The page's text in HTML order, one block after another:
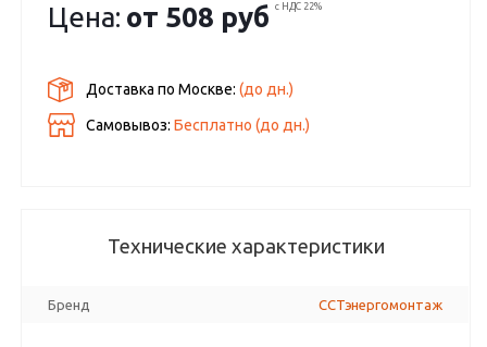
Цена: от 508 руб с НДС 22%
Доставка по Москве:(до дн.)
Самовывоз:Бесплатно (до дн.)
Технические характеристики
Бренд ССТэнергомонтаж